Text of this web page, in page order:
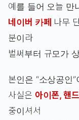
예를 들어 오늘
네이버 카페 나무
분이라
벌써부터 규모가
본인은 “소상공인
사실은 아이폰, 핸
중이셔서